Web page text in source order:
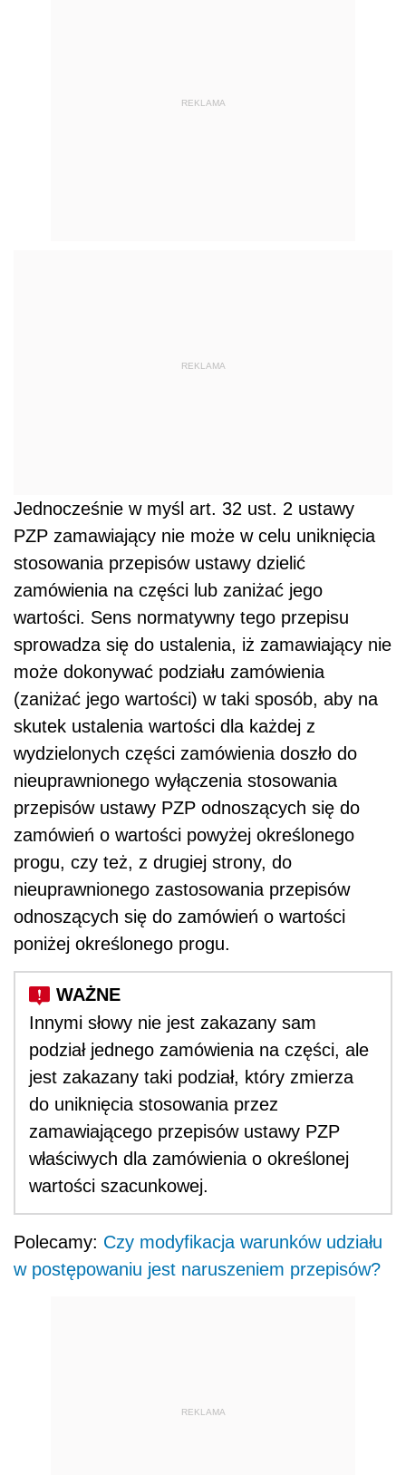
REKLAMA
REKLAMA
Jednocześnie w myśl art. 32 ust. 2 ustawy
PZP zamawiający nie może w celu uniknięcia
stosowania przepisów ustawy dzielić
zamówienia na części lub zaniżać jego
wartości. Sens normatywny tego przepisu
sprowadza się do ustalenia, iż zamawiający nie
może dokonywać podziału zamówienia
(zaniżać jego wartości) w taki sposób, aby na
skutek ustalenia wartości dla każdej z
wydzielonych części zamówienia doszło do
nieuprawnionego wyłączenia stosowania
przepisów ustawy PZP odnoszących się do
zamówień o wartości powyżej określonego
progu, czy też, z drugiej strony, do
nieuprawnionego zastosowania przepisów
odnoszących się do zamówień o wartości
poniżej określonego progu.
Innymi słowy nie jest zakazany sam
podział jednego zamówienia na części, ale
jest zakazany taki podział, który zmierza
do uniknięcia stosowania przez
zamawiającego przepisów ustawy PZP
właściwych dla zamówienia o określonej
wartości szacunkowej.
Polecamy: Czy modyfikacja warunków udziału
w postępowaniu jest naruszeniem przepisów?
REKLAMA